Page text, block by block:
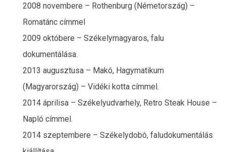
2008 novembere – Rothenburg (Németország) –
Romatánc címmel
2009 októbere – Székelymagyaros, falu
dokumentálása.
2013 augusztusa – Makó, Hagymatikum
(Magyarország) – Vidéki kotta címmel.
2014 áprilisa – Székelyudvarhely, Retro Steak House –
Napló címmel.
2014 szeptembere – Székelydobó, faludokumentálás